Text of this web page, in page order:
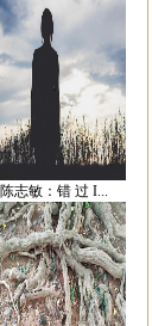
陈志敏：错 过 I...